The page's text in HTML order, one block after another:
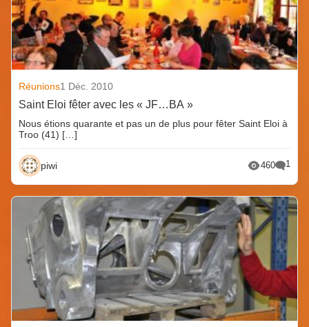
Réunions1 Déc. 2010
Saint Eloi fêter avec les « JF…BA »
Nous étions quarante et pas un de plus pour fêter Saint Eloi à
Troo (41) […]
piwi 460 1